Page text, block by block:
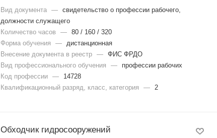
Вид документа — свидетельство о профессии рабочего,
должности служащего
Количество часов
— 80 / 160 / 320
Форма обучения
—
дистанционная
Внесение документа в реестр — ФИС ФРДО
Вид профессионального обучения
—
профессии рабочих
Код профессии —
14728
Квалификационный разряд, класс, категория
— 2
Обходчик гидросооружений